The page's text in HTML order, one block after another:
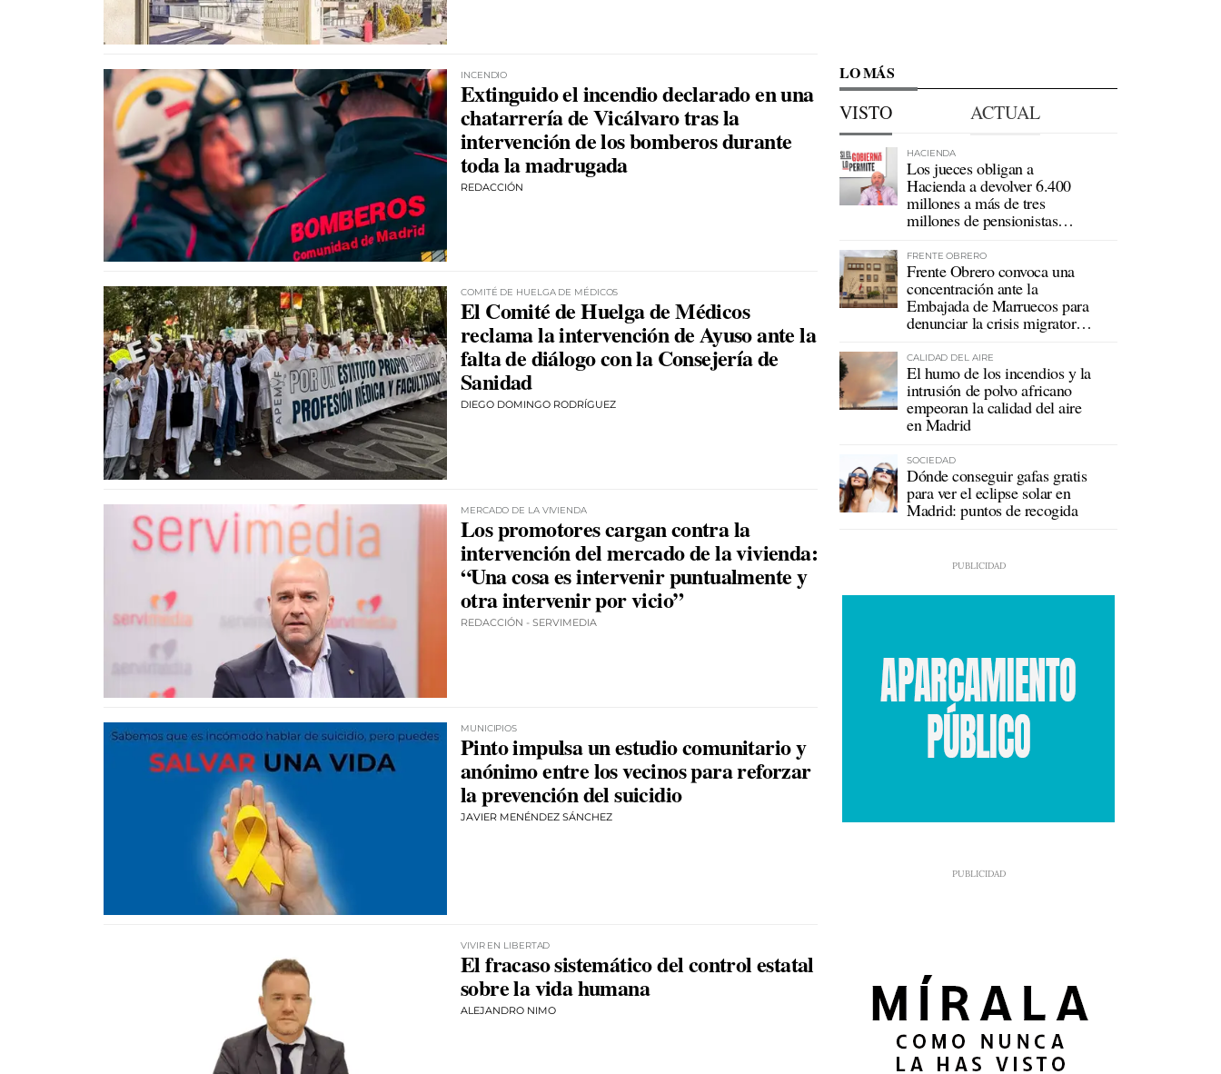
INCENDIO
Extinguido el incendio declarado en una
chatarrería de Vicálvaro tras la
intervención de los bomberos durante
toda la madrugada
REDACCIÓN
COMITÉ DE HUELGA DE MÉDICOS
El Comité de Huelga de Médicos
reclama la intervención de Ayuso ante la
falta de diálogo con la Consejería de
Sanidad
DIEGO DOMINGO RODRÍGUEZ
MERCADO DE LA VIVIENDA
Los promotores cargan contra la
intervención del mercado de la vivienda:
“Una cosa es intervenir puntualmente y
otra intervenir por vicio”
REDACCIÓN - SERVIMEDIA
MUNICIPIOS
Pinto impulsa un estudio comunitario y
anónimo entre los vecinos para reforzar
la prevención del suicidio
JAVIER MENÉNDEZ SÁNCHEZ
VIVIR EN LIBERTAD
El fracaso sistemático del control estatal
sobre la vida humana
ALEJANDRO NIMO
LO MÁS
VISTO ACTUAL
HACIENDA
Los jueces obligan a
Hacienda a devolver 6.400
millones a más de tres
millones de pensionistas
FRENTE OBRERO
Frente Obrero convoca una
concentración ante la
Embajada de Marruecos para
denunciar la crisis migratoria
CALIDAD DEL AIRE
El humo de los incendios y la
intrusión de polvo africano
empeoran la calidad del aire
en Madrid
SOCIEDAD
Dónde conseguir gafas gratis
para ver el eclipse solar en
Madrid: puntos de recogida